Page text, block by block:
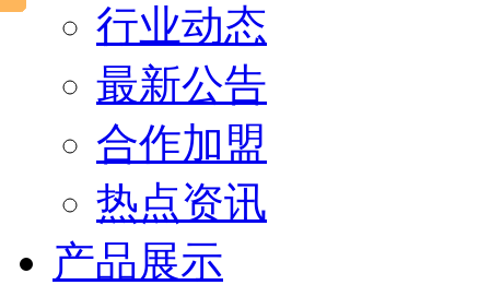
行业动态
最新公告
合作加盟
热点资讯
产品展示